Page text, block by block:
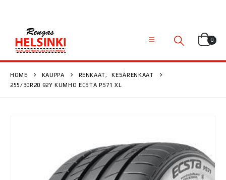
0
HOME KAUPPA RENKAAT,
KESÄRENKAAT
255/30R20 92Y KUMHO ECSTA PS71 XL